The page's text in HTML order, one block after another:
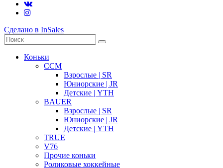
Сделано в InSales
Коньки
CCM
Взрослые | SR
Юниорские | JR
Детские | YTH
BAUER
Взрослые | SR
Юниорские | JR
Детские | YTH
TRUE
V76
Прочие коньки
Роликовые хоккейные